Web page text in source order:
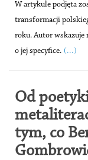
W artykule podjęta
transformacji
roku. Autor wskazuje
o jej specyfice. (...)
Od
tym, co